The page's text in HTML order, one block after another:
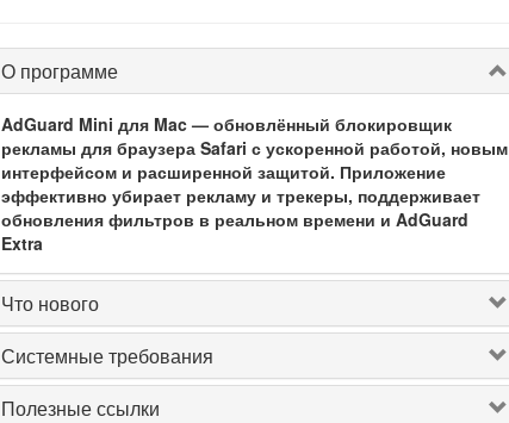
О программе
AdGuard Mini для Mac — обновлённый блокировщик
рекламы для браузера Safari с ускоренной работой, новым
интерфейсом и расширенной защитой. Приложение
эффективно убирает рекламу и трекеры, поддерживает
обновления фильтров в реальном времени и AdGuard
Extra
Что нового
Системные требования
Полезные ссылки